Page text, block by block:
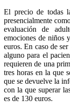
El precio de todas
presencialmente
evaluación de
emociones de niños
euros. En caso de
alguno para el
requieren de una
tres horas en la que
que se devuelve la
con la que superar
es de 130 euros.